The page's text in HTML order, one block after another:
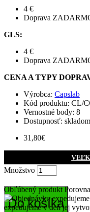
4 €
Doprava
GLS:
4 €
Doprava
CENA A TYPY
Výrobca: Capslab
Kód produktu: CL/
Vernostné body: 8
Dostupnosť: skladom
31,80€
Množstvo
Do košíka
Obľúbený produkt
expedujeme v deň jej